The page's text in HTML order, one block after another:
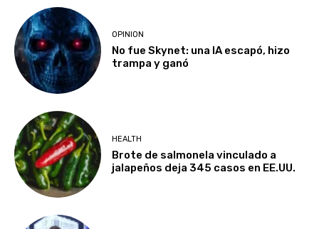
OPINION
No fue Skynet: una IA escapó, hizo
trampa y ganó
HEALTH
Brote de salmonela vinculado a
jalapeños deja 345 casos en EE.UU.